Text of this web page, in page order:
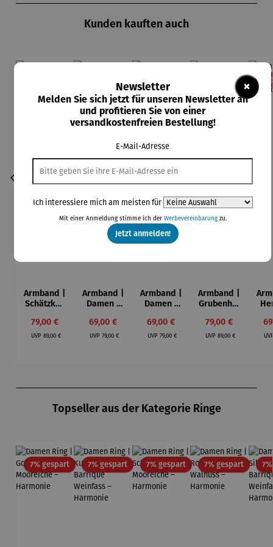
Kunden kauften auch
Armband |
Schätzken
Welterbe
Zollverein
Verkaufspreis:
79,00 €
UVPRegulärer Preis:
89,00 €
Armband |
Damen |
Premium
Barrique
Verkaufspreis:
69,00 €
UVPRegulärer Preis:
79,00 €
Armband |
Damen |
Rumfass
Königsbla
Verkaufspreis:
69,00 €
UVPRegulärer Preis:
79,00 €
11% gespartRabatt
Armband |
Grubenhol
Welterbe
Zollverein
Verkaufspreis:
79,00 €
UVPRegulärer Preis:
89,00 €
Topseller aus der Kategorie Ringe
7% gespartRabatt7% gespartRabatt7% gespartRabatt7% gespartRabatt
×
Newsletter
Melden Sie sich jetzt für unseren Newsletter an
und profitieren Sie von einer
versandkostenfreien Bestellung!
E-Mail-Adresse
Ich interessiere mich am meisten für
Mit einer Anmeldung stimme ich der Werbevereinbarungzu.
Jetzt anmelden!